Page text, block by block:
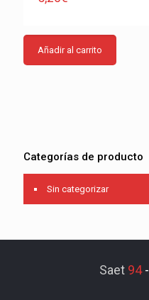
Añadir al carrito
Categorías de producto
Sin categorizar
Saet 94-